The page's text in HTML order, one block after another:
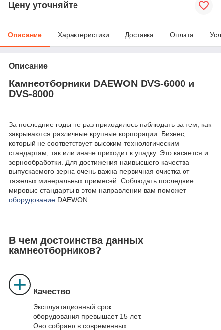
Цену уточняйте
Описание Характеристики Доставка Оплата
Описание
Камнеотборники DAEWON DVS-6000 и
DVS-8000
За последние годы не раз приходилось наблюдать за тем, как
закрываются различные крупные корпорации. Бизнес,
который не соответствует высоким технологическим
стандартам, так или иначе приходит к упадку. Это касается и
зернообработки. Для достижения наивысшего качества
выпускаемого зерна очень важна первичная очистка от
тяжелых минеральных примесей. Соблюдать последние
мировые стандарты в этом направлении вам поможет
оборудование DAEWON.
В чем достоинства данных
камнеотборников?
Качество
Эксплуатационный срок
оборудования превышает 15 лет.
Оно собрано в современных